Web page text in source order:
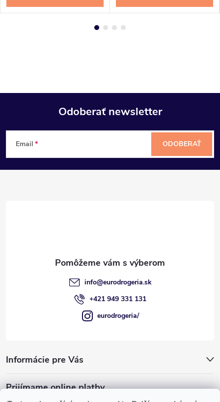
Z
á
Odoberať newsletter
Email ODOBERAŤ
Informácie pre Vás
info@eurodrogeria.sk
+421 949 331 131
eurodrogeria/
Prijímame online platby